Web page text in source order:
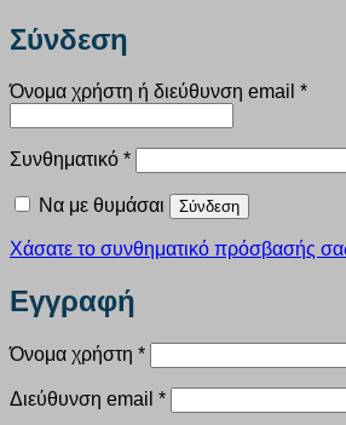
Σύνδεση
Όνομα χρήστη ή διεύθυνση email *
Συνθηματικό *Απαιτείται
Να με θυμάσαι Σύνδεση
Χάσατε το συνθηματικό πρόσβασής
Εγγραφή
Όνομα χρήστη *Απαιτείται
Διεύθυνση email *Απαιτείται